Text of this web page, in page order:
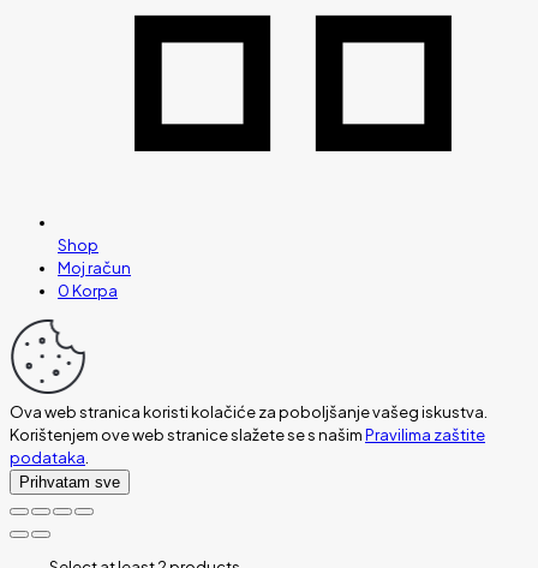
Shop
Moj račun
0Korpa
Ova web stranica koristi kolačiće za poboljšanje vašeg iskustva.
Korištenjem ove web stranice slažete se s našimPravilima zaštite
podataka.
Prihvatam sve